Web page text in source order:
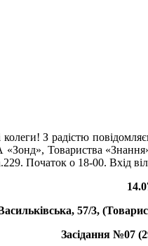
З радістю
Товариства
Початок о 18-00. Вхід
57/3,
Засідання №07